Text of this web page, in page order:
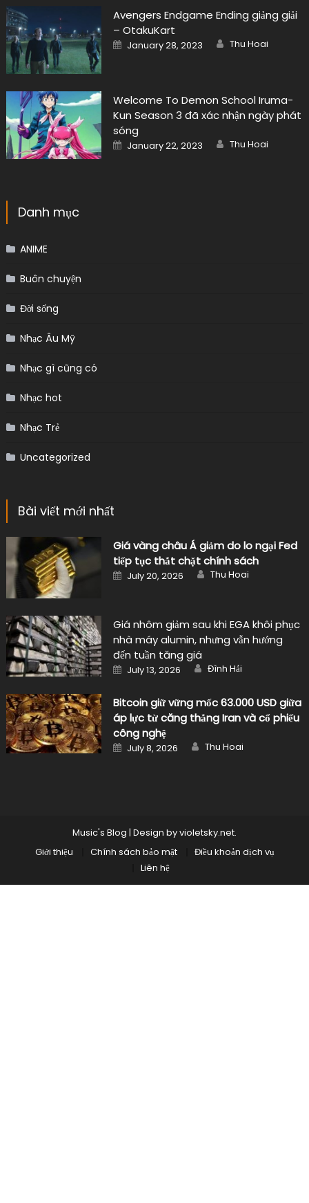
Avengers Endgame Ending giảng giải
– OtakuKart
Posted
on
January 28, 2023 Author
Thu Hoai
Welcome To Demon School Iruma-
Kun Season 3 đã xác nhận ngày phát
sóng
Posted
on
January 22, 2023 Author
Thu Hoai
Danh mục
ANIME
Buôn chuyện
Đời sống
Nhạc Âu Mỹ
Nhạc gì cũng có
Nhạc hot
Nhạc Trẻ
Uncategorized
Bài viết mới nhất
Giá vàng châu Á giảm do lo ngại Fed
tiếp tục thắt chặt chính sách
Posted
on
July 20, 2026 Author
Thu Hoai
Giá nhôm giảm sau khi EGA khôi phục
nhà máy alumin, nhưng vẫn hướng
đến tuần tăng giá
Posted
on
July 13, 2026 Author
Đình Hải
Bitcoin giữ vững mốc 63.000 USD giữa
áp lực từ căng thẳng Iran và cổ phiếu
công nghệ
Posted
on
July 8, 2026 Author
Thu Hoai
Music's Blog | Design byvioletsky.net.
Giới thiệu
Chính sách bảo mật
Điều khoản dịch vụ
Liên hệ